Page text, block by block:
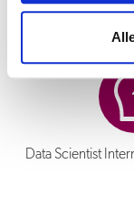
Data Scientist